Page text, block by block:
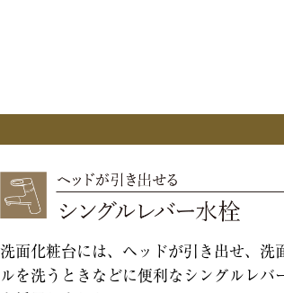
洗面化粧台には、ヘッドが引き出せ、洗
ルを洗うときなどに便利なシングルレバ